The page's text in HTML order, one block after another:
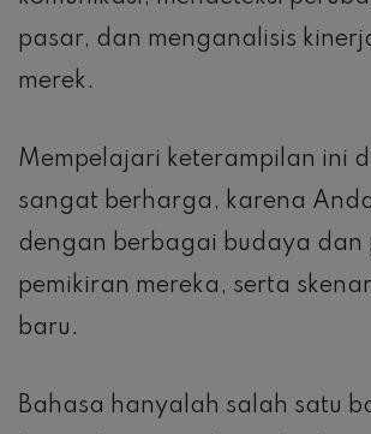
pasar, dan menganalisis
merek.
Mempelajari keterampilan ini
sangat berharga, karena
dengan berbagai budaya dan
pemikiran mereka, serta
baru.
Bahasa hanyalah salah satu